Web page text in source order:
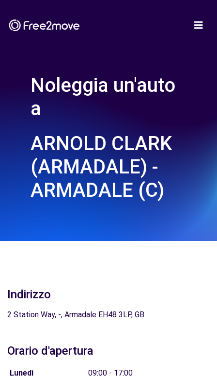
Noleggia un'auto
a
ARNOLD CLARK
(ARMADALE) -
ARMADALE (C)
Indirizzo
2 Station Way, -, Armadale EH48 3LP, GB
Orario d'apertura
Lunedì
09:00 - 17:00